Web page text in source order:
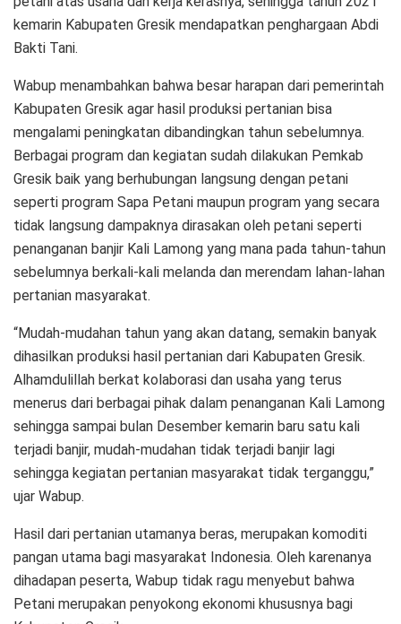
kemarin Kabupaten Gresik mendapatkan penghargaan Abdi
Bakti Tani.
Wabup menambahkan bahwa besar harapan dari pemerintah
Kabupaten Gresik agar hasil produksi pertanian bisa
mengalami peningkatan dibandingkan tahun sebelumnya.
Berbagai program dan kegiatan sudah dilakukan Pemkab
Gresik baik yang berhubungan langsung dengan petani
seperti program Sapa Petani maupun program yang secara
tidak langsung dampaknya dirasakan oleh petani seperti
penanganan banjir Kali Lamong yang mana pada tahun-tahun
sebelumnya berkali-kali melanda dan merendam lahan-lahan
pertanian masyarakat.
“Mudah-mudahan tahun yang akan datang, semakin banyak
dihasilkan produksi hasil pertanian dari Kabupaten Gresik.
Alhamdulillah berkat kolaborasi dan usaha yang terus
menerus dari berbagai pihak dalam penanganan Kali Lamong
sehingga sampai bulan Desember kemarin baru satu kali
terjadi banjir, mudah-mudahan tidak terjadi banjir lagi
sehingga kegiatan pertanian masyarakat tidak terganggu,”
ujar Wabup.
Hasil dari pertanian utamanya beras, merupakan komoditi
pangan utama bagi masyarakat Indonesia. Oleh karenanya
dihadapan peserta, Wabup tidak ragu menyebut bahwa
Petani merupakan penyokong ekonomi khususnya bagi